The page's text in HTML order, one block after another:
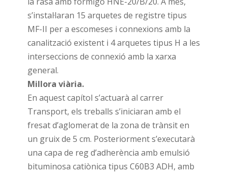
s’instal·laran 15 arquetes de registre tipus
MF-II per a escomeses i connexions amb la
canalització existent i 4 arquetes tipus H a les
interseccions de connexió amb la xarxa
general.
Millora viària.
En aquest capítol s’actuarà al carrer
Transport, els treballs s’iniciaran amb el
fresat d’aglomerat de la zona de trànsit en
un gruix de 5 cm. Posteriorment s’executarà
una capa de reg d’adherència amb emulsió
bituminosa catiònica tipus C60B3 ADH, amb